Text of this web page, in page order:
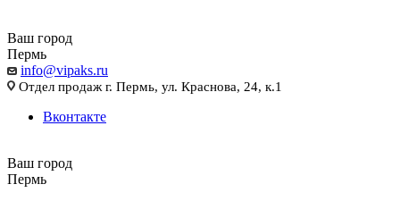
Ваш город
Пермь
info@vipaks.ru
Отдел продаж г. Пермь, ул. Краснова, 24, к.1
Вконтакте
Ваш город
Пермь